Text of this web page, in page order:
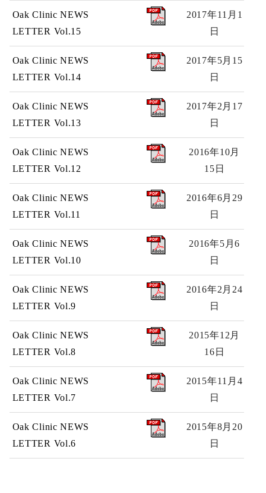
オーク会不妊ブログ
Oak Clinic NEWS
LETTER Vol.15
2017年11月1
日
Oak Clinic NEWS
LETTER Vol.14
2017年5月15
日
Oak Clinic NEWS
LETTER Vol.13
2017年2月17
日
Oak Clinic NEWS
LETTER Vol.12
2016年10月
15日
Oak Clinic NEWS
LETTER Vol.11
2016年6月29
日
Oak Clinic NEWS
LETTER Vol.10
2016年5月6
日
Oak Clinic NEWS
LETTER Vol.9
2016年2月24
日
Oak Clinic NEWS
LETTER Vol.8
2015年12月
16日
Oak Clinic NEWS
LETTER Vol.7
2015年11月4
日
Oak Clinic NEWS
LETTER Vol.6
2015年8月20
日